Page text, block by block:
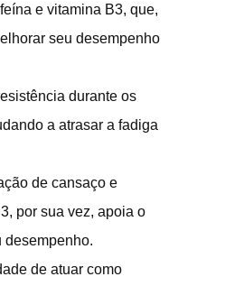
e vitamina B3, que,
seu desempenho
durante os
a atrasar a fadiga
de cansaço e
por sua vez, apoia o
desempenho.
de atuar como